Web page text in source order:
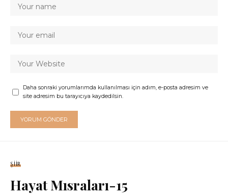
Daha sonraki yorumlarımda kullanılması için adım, e-posta adresim ve
site adresim bu tarayıcıya kaydedilsin.
ŞIIR
Hayat Mısraları-15